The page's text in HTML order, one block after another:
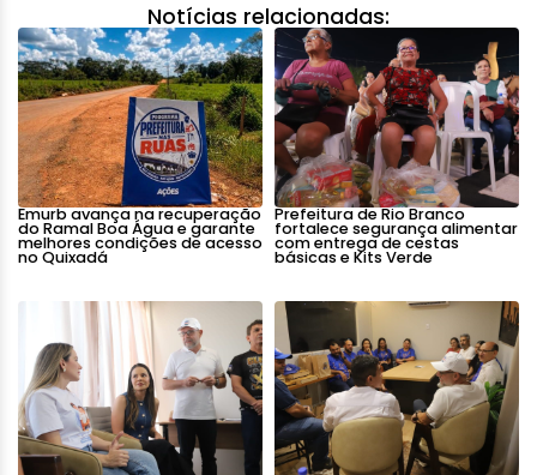
Notícias relacionadas:
Emurb avança na recuperação
do Ramal Boa Água e garante
melhores condições de acesso
no Quixadá
Prefeitura de Rio Branco
fortalece segurança alimentar
com entrega de cestas
básicas e Kits Verde